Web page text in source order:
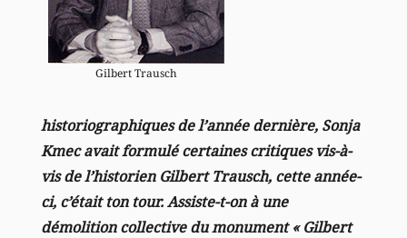
Gilbert Trausch
historiographiques de l’année dernière, Sonja
Kmec avait formulé certaines critiques vis-à-
vis de l’historien Gilbert Trausch, cette année-
ci, c’était ton tour. Assiste-t-on à une
démolition collective du monument « Gilbert